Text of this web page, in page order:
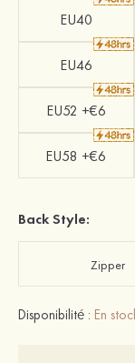
EU40
EU46
EU52 +€6
EU58 +€6
Back Style:
Zipper
Disponibilité : En